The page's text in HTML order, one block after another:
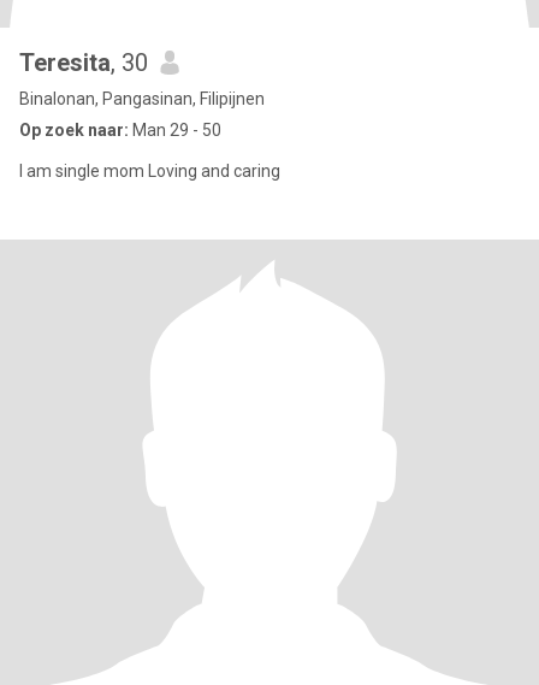
Teresita, 30
Binalonan, Pangasinan, Filipijnen
Op zoek naar: Man 29 - 50
I am single mom Loving and caring